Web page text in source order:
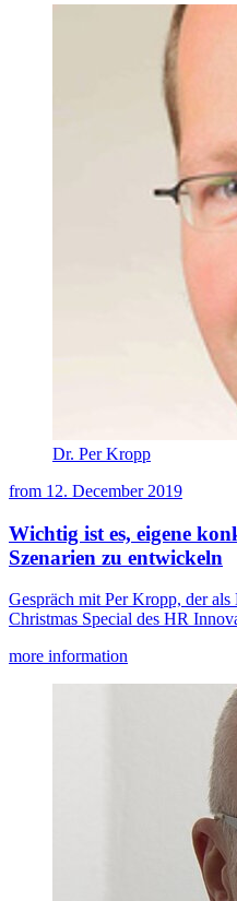
Dr. Per Kropp
from 12. December 2019
Wichtig ist es, eigene
Szenarien zu entwickeln
Gespräch mit Per Kropp, der
Christmas Special des HR
more information